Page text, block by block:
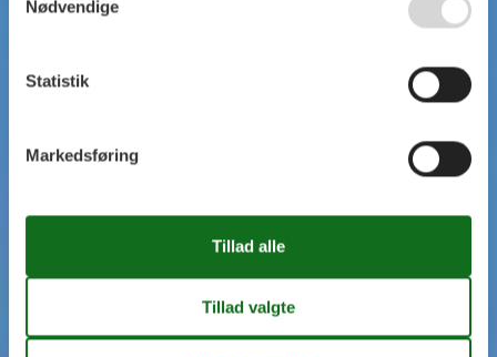
Nødvendige
Statistik
Markedsføring